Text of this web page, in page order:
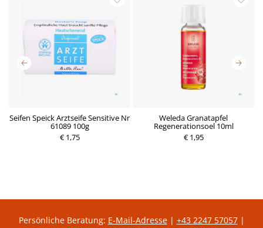
Seifen Speick Arztseife Sensitive Nr
61089 100g
€ 1,75
Weleda Granatapfel
Regenerationsoel 10ml
€ 1,95
P
Persönliche Beratung: E-Mail-Adresse| +43 2247 57057|